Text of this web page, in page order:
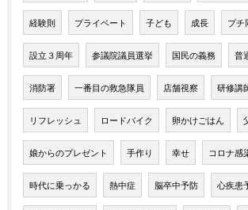
経験則 プライベート 子ども 成長 プチ
設立３周年 参議院議員選挙 国民の義務 普
消防署 一番目の救急隊員 店舗視察 研修講
リフレッシュ ロードバイク 卵かけごはん
娘からのプレゼント 手作り 幸せ コロナ感
時代に乗っかる 熱中症 脳卒中予防 心疾患